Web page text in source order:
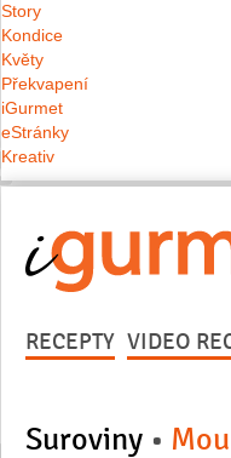
Story
Kondice
Květy
Překvapení
iGurmet
eStránky
Kreativ
RECEPTY VIDEO
Suroviny